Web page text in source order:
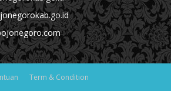
Term & Condition